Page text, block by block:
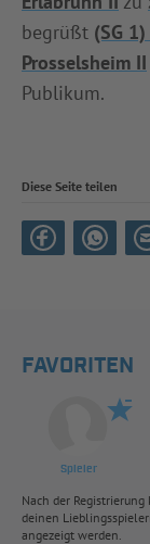
begrüßt (SG
Prosselsheim II
Publikum.
Diese Seite teilen
FAVORITEN
Spieler
Nach der
deinen
angezeigt werden.